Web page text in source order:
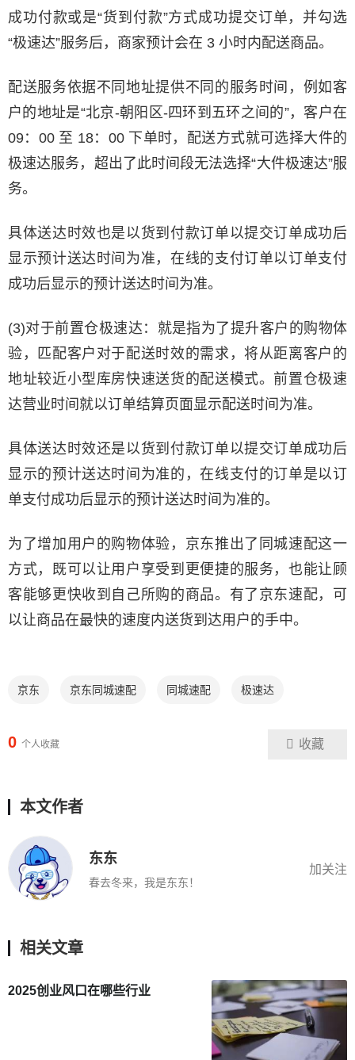
成功付款或是“货到付款”方式成功提交订单，并勾选
“极速达”服务后，商家预计会在 3 小时内配送商品。
配送服务依据不同地址提供不同的服务时间，例如客
户的地址是“北京-朝阳区-四环到五环之间的”，客户在
09：00 至 18：00 下单时，配送方式就可选择大件的
极速达服务，超出了此时间段无法选择“大件极速达”服
务。
具体送达时效也是以货到付款订单以提交订单成功后
显示预计送达时间为准，在线的支付订单以订单支付
成功后显示的预计送达时间为准。
(3)对于前置仓极速达：就是指为了提升客户的购物体
验，匹配客户对于配送时效的需求，将从距离客户的
地址较近小型库房快速送货的配送模式。前置仓极速
达营业时间就以订单结算页面显示配送时间为准。
具体送达时效还是以货到付款订单以提交订单成功后
显示的预计送达时间为准的，在线支付的订单是以订
单支付成功后显示的预计送达时间为准的。
为了增加用户的购物体验，京东推出了同城速配这一
方式，既可以让用户享受到更便捷的服务，也能让顾
客能够更快收到自己所购的商品。有了京东速配，可
以让商品在最快的速度内送货到达用户的手中。
京东 京东同城速配 同城速配 极速达
0 个人收藏 收藏
本文作者
东东
春去冬来，我是东东！
加关注
相关文章
2025创业风口在哪些行业